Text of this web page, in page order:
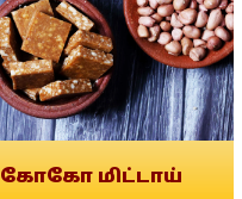
கோகோ மிட்டாய்